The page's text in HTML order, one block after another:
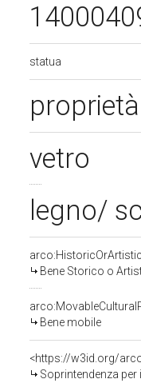
statua
vetro
legno/
Bene Storico o
Bene mobile
<https://w3id.org/
Soprintendenza